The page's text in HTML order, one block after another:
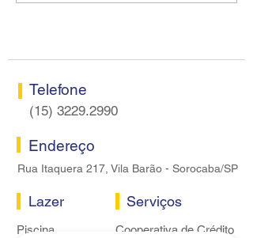
Telefone
(15) 3229.2990
Endereço
Rua Itaquera 217, Vila Barão - Sorocaba/SP
Lazer
Piscina
Serviços
Cooperativa de Crédito